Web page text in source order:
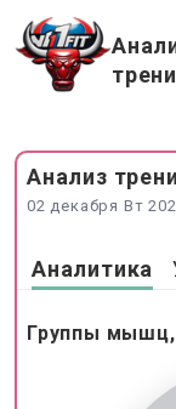
Анализ
02 декабря Вт
Аналитика
Группы мышц,